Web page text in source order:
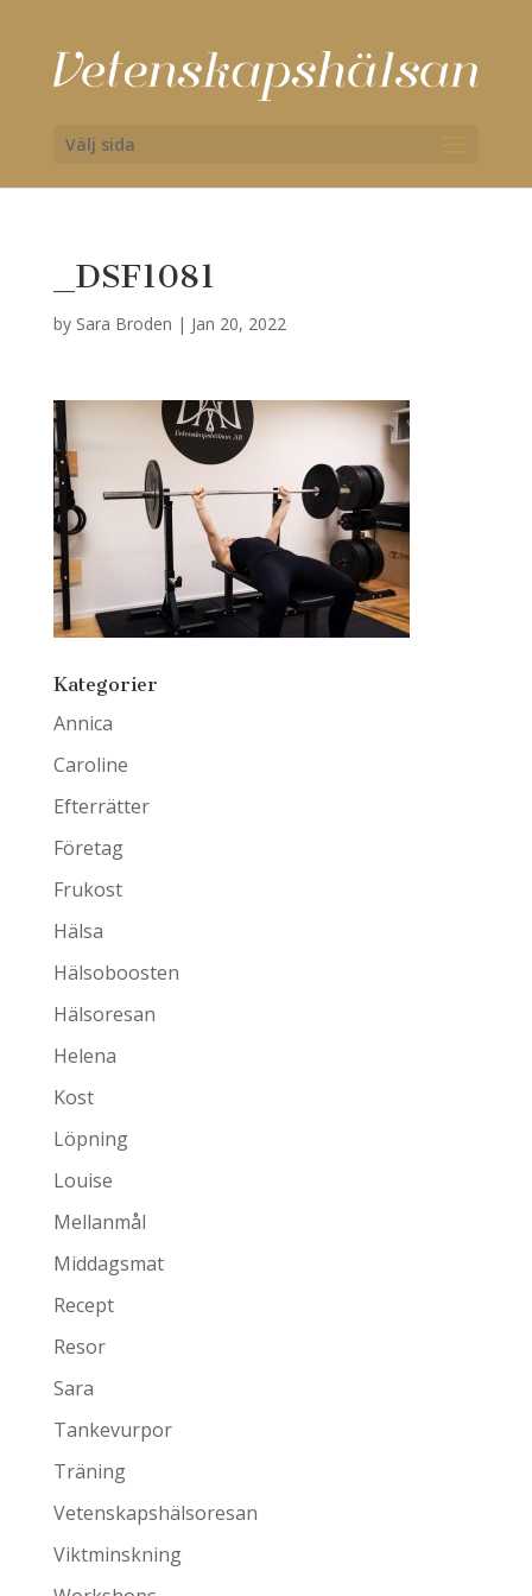
Välj sida
_DSF1081
by Sara Broden | Jan 20, 2022
Kategorier
Annica
Caroline
Efterrätter
Företag
Frukost
Hälsa
Hälsoboosten
Hälsoresan
Helena
Kost
Löpning
Louise
Mellanmål
Middagsmat
Recept
Resor
Sara
Tankevurpor
Träning
Vetenskapshälsoresan
Viktminskning